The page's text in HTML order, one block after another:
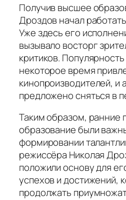
Получив высшее
Дроздов начал
Уже здесь его
вызывало восторг
критиков.
некоторое время
кинопроизводителей, и
предложено сняться в
Таким образом, ранние
образование были
формировании
режиссёра Николая
положили основу для
успехов и достижений,
продолжать